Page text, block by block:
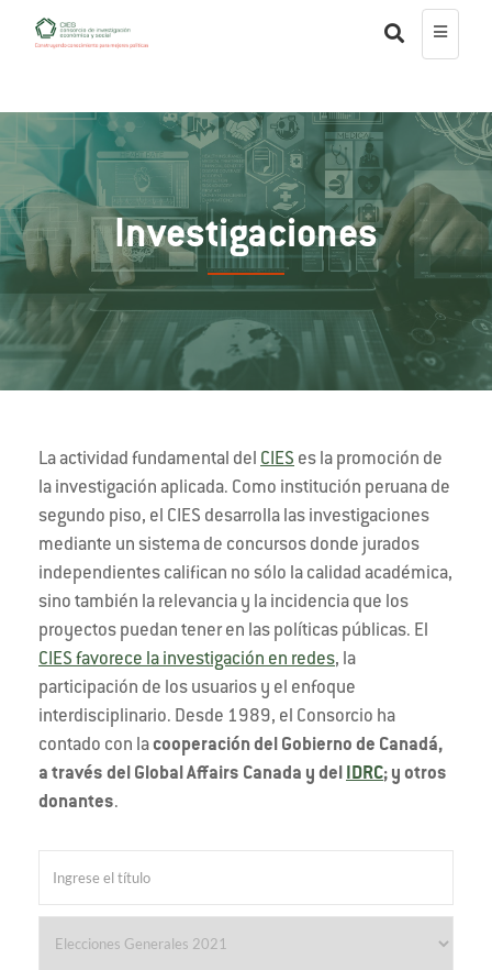
Investigaciones
La actividad fundamental del CIES es la promoción de
la investigación aplicada. Como institución peruana de
segundo piso, el CIES desarrolla las investigaciones
mediante un sistema de concursos donde jurados
independientes califican no sólo la calidad académica,
sino también la relevancia y la incidencia que los
proyectos puedan tener en las políticas públicas. El
CIES favorece la investigación en redes, la
participación de los usuarios y el enfoque
interdisciplinario. Desde 1989, el Consorcio ha
contado con lacooperación del Gobierno de Canadá,
a través del Global Affairs Canada y del
IDRC; y otros
donantes.